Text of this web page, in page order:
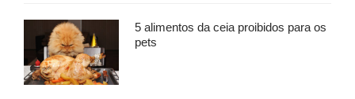
5 alimentos da ceia proibidos para os
pets